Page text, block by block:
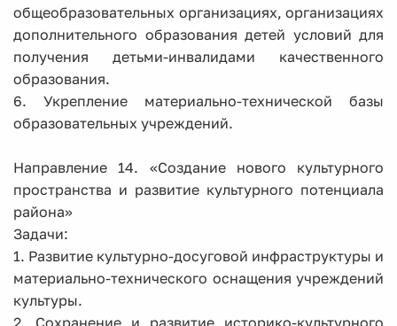
общеобразовательных организациях, организациях
дополнительного образования детей условий для
получения детьми-инвалидами качественного
образования.
6. Укрепление материально-технической базы
образовательных учреждений.
Направление 14. «Создание нового культурного
пространства и развитие культурного потенциала
района»
Задачи:
1. Развитие культурно-досуговой инфраструктуры и
материально-технического оснащения учреждений
культуры.
2. Сохранение и развитие историко-культурного